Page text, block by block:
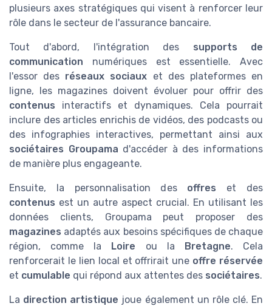
plusieurs axes stratégiques qui visent à renforcer leur
rôle dans le secteur de l'assurance bancaire.
Tout d'abord, l'intégration des supports de
communication numériques est essentielle. Avec
l'essor des réseaux sociaux et des plateformes en
ligne, les magazines doivent évoluer pour offrir des
contenus interactifs et dynamiques. Cela pourrait
inclure des articles enrichis de vidéos, des podcasts ou
des infographies interactives, permettant ainsi aux
sociétaires Groupama d'accéder à des informations
de manière plus engageante.
Ensuite, la personnalisation des offres et des
contenus est un autre aspect crucial. En utilisant les
données clients, Groupama peut proposer des
magazines adaptés aux besoins spécifiques de chaque
région, comme la Loire ou la Bretagne. Cela
renforcerait le lien local et offrirait une offre réservée
et cumulable qui répond aux attentes des sociétaires.
La direction artistique joue également un rôle clé. En